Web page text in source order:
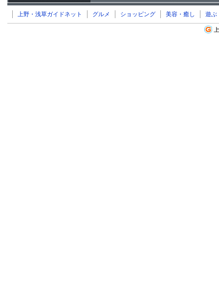
上野・浅草ガイドネット グルメ ショッピング 美容・癒し 遊ぶ